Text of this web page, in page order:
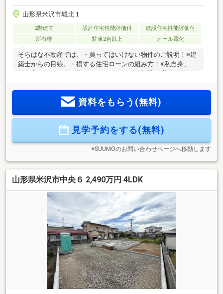
山形県米沢市城北１
2階建て 設計住宅性能評価付
建設住宅性能評価付
所有権
駐車2台以上 オール電化
そらはな不動産では、・買ってはいけない物件のご説明！※建
築士からの目線。・損する住宅ローンの組み方！※私自身、３
法！・複利で住宅ローンを返済する驚きの方法術！※聞いて損
はありません。・地震で生じた亀裂を探して保険会社に代理
が０円になる方法！・売却税金を安くする方法！・賃貸相場
のご相談！・住宅ローン返済を安くする方法！・既存のロー
ンを住宅ローンに取りまとめ
資料をもらう(無料)
見学予約をする(無料)
※SUUMOのお問い合わせページへ移動します
山形県米沢市中央６ 2,490万円 4LDK